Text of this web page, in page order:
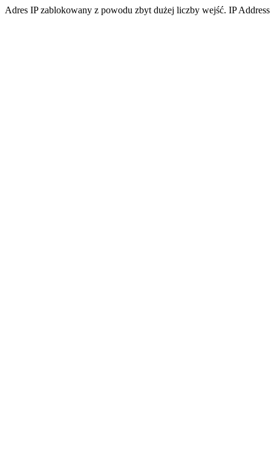
Adres IP zablokowany z powodu zbyt dużej liczby wejść. IP